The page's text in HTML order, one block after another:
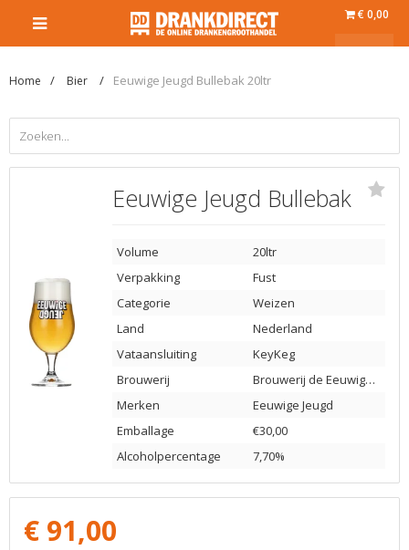
€ 0,00
Home Bier Eeuwige Jeugd Bullebak 20ltr
Eeuwige Jeugd Bullebak
Volume
20ltr
Verpakking
Fust
Categorie
Weizen
Land
Nederland
Vataansluiting
KeyKeg
Brouwerij
Brouwerij de Eeuwige Jeugd
Merken
Eeuwige Jeugd
Emballage
€30,00
Alcoholpercentage
7,70%
€ 91,00